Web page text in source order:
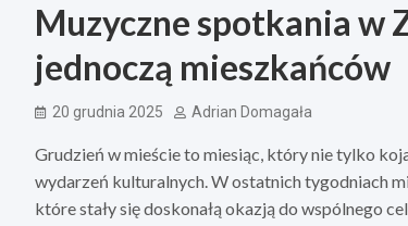
Muzyczne spotkania w
jednoczą mieszkańców
20 grudnia 2025 Adrian Domagała
Grudzień w mieście to miesiąc, który nie tylko
wydarzeń kulturalnych. W ostatnich tygodniach
które stały się doskonałą okazją do wspólnego